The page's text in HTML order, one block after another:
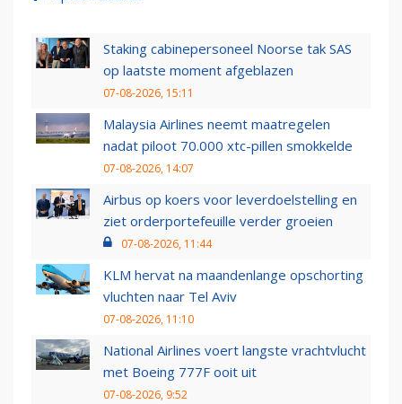
Staking cabinepersoneel Noorse tak SAS
op laatste moment afgeblazen
07-08-2026, 15:11
Malaysia Airlines neemt maatregelen
nadat piloot 70.000 xtc-pillen smokkelde
07-08-2026, 14:07
Airbus op koers voor leverdoelstelling en
ziet orderportefeuille verder groeien
07-08-2026, 11:44
KLM hervat na maandenlange opschorting
vluchten naar Tel Aviv
07-08-2026, 11:10
National Airlines voert langste vrachtvlucht
met Boeing 777F ooit uit
07-08-2026, 9:52